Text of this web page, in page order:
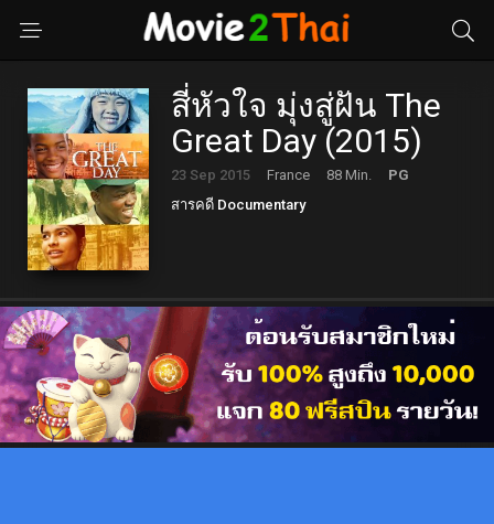
สี่หัวใจ มุ่งสู่ฝัน The
Great Day (2015)
23 Sep 2015 France 88 Min.
PG
สารคดี Documentary